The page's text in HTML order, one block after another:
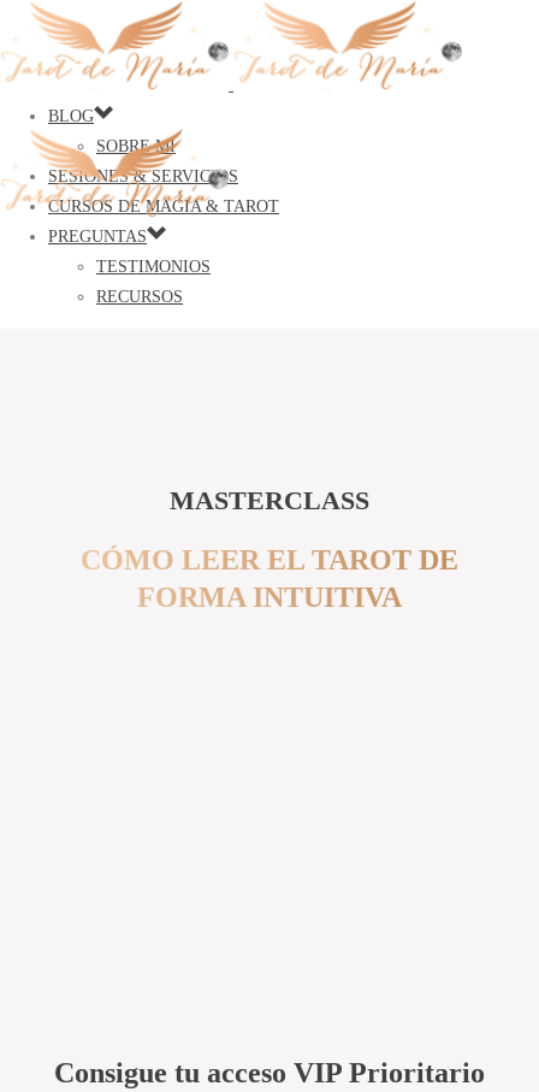
BLOG
SOBRE MÍ
SESIONES & SERVICIOS
CURSOS DE MAGIA & TAROT
PREGUNTAS
TESTIMONIOS
RECURSOS
MASTERCLASS
CÓMO LEER EL TAROT DE
FORMA INTUITIVA
Consigue tu acceso VIP Prioritario